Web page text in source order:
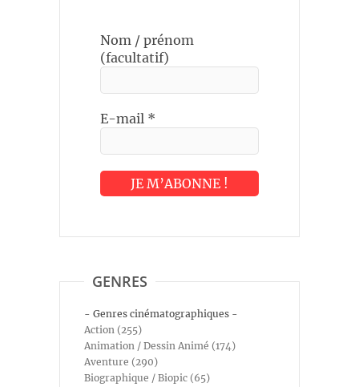
Nom / prénom
(facultatif)
E-mail *
GENRES
- Genres cinématographiques -
Action (255)
Animation / Dessin Animé (174)
Aventure (290)
Biographique / Biopic (65)